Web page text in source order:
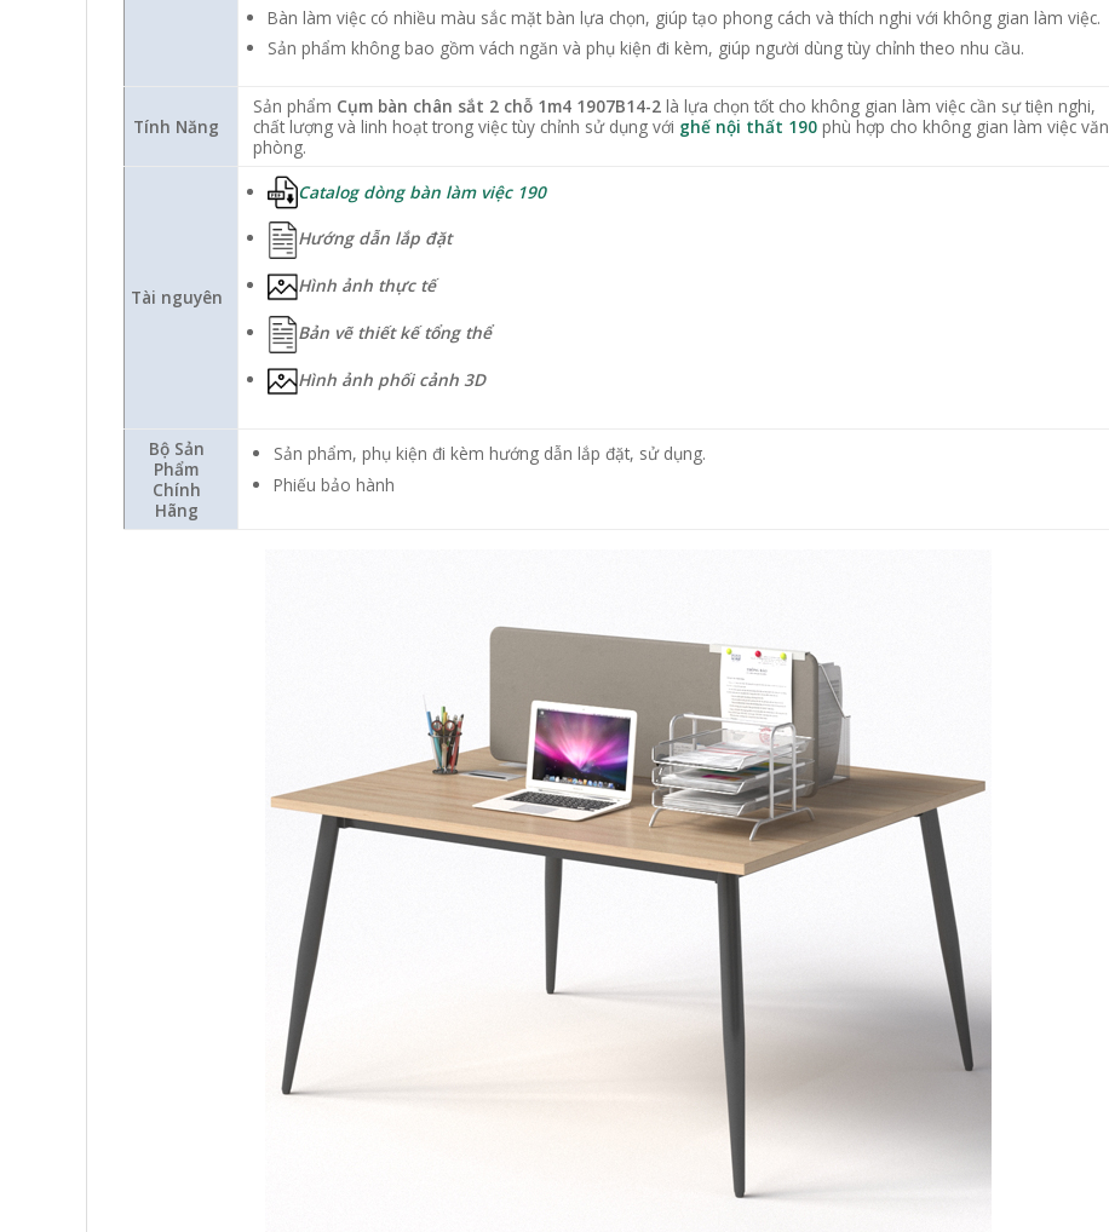
Bàn làm việc có nhiều màu sắc mặt bàn lựa chọn, giúp tạo phong cách và thích nghi với không gian làm việc.
Sản phẩm không bao gồm vách ngăn và phụ kiện đi kèm, giúp người dùng tùy chỉnh theo nhu cầu.
Tính Năng
Sản phẩm Cụm bàn chân sắt 2 chỗ 1m4 1907B14-2là lựa chọn tốt cho không gian làm việc cần sự tiện nghi,
chất lượng và linh hoạt trong việc tùy chỉnh sử dụng với ghế nội thất 190phù hợp cho không gian làm việc văn
phòng.
Tài nguyên
Catalog dòng bàn làm việc 190
Hướng dẫn lắp đặt
Hình ảnh thực tế
Bản vẽ thiết kế tổng thể
Hình ảnh phối cảnh 3D
Bộ Sản
Phẩm
Chính
Hãng
Sản phẩm, phụ kiện đi kèm hướng dẫn lắp đặt, sử dụng.
Phiếu bảo hành